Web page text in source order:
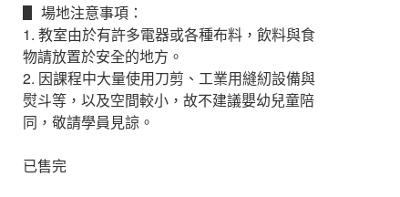
▋ 場地注意事項：
1. 教室由於有許多電器或各種布料，飲料與食
物請放置於安全的地方。
2. 因課程中大量使用刀剪、工業用縫紉設備與
熨斗等，以及空間較小，故不建議嬰幼兒童陪
同，敬請學員見諒。
已售完